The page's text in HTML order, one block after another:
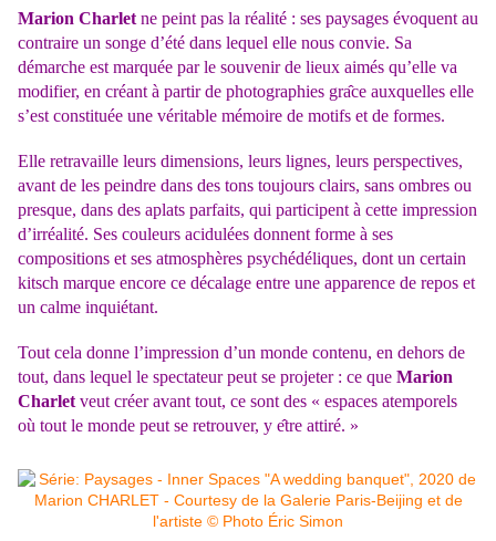
Marion Charlet ne peint pas la réalité : ses paysages évoquent au
contraire un songe d’été dans lequel elle nous convie. Sa
démarche est marquée par le souvenir de lieux aimés qu’elle va
modifier, en créant à partir de photographies grace auxquelles elle
s’est constituée une véritable mémoire de motifs et de formes.
Elle retravaille leurs dimensions, leurs lignes, leurs perspectives,
avant de les peindre dans des tons toujours clairs, sans ombres ou
presque, dans des aplats parfaits, qui participent à cette impression
d’irréalité. Ses couleurs acidulées donnent forme à ses
compositions et ses atmosphères psychédéliques, dont un certain
kitsch marque encore ce décalage entre une apparence de repos et
un calme inquiétant.
Tout cela donne l’impression d’un monde contenu, en dehors de
tout, dans lequel le spectateur peut se projeter : ce que Marion
Charlet veut créer avant tout, ce sont des « espaces atemporels
où tout le monde peut se retrouver, y etre attiré. »